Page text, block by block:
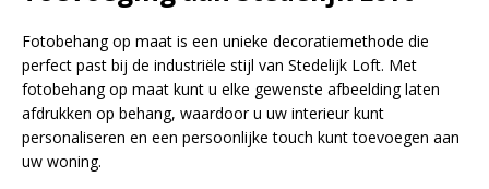
Fotobehang op maat is een unieke decoratiemethode die
perfect past bij de industriële stijl van Stedelijk Loft. Met
fotobehang op maat kunt u elke gewenste afbeelding laten
afdrukken op behang, waardoor u uw interieur kunt
personaliseren en een persoonlijke touch kunt toevoegen aan
uw woning.